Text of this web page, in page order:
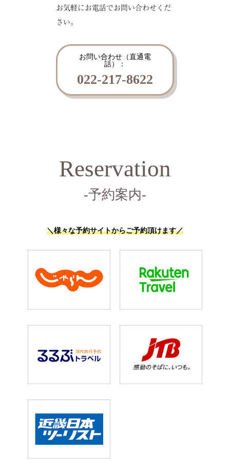
お気軽にお電話でお問い合わせくだ
さい。
お問い合わせ（直通電
話）：
022-217-8622
Reservation
-予約案内-
＼様々な予約サイトからご予約頂けます／